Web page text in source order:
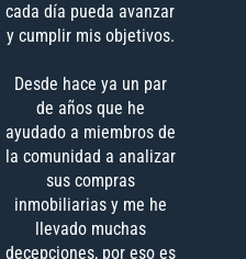
cada día pueda avanzar
y cumplir mis objetivos.
Desde hace ya un par
de años que he
ayudado a miembros de
la comunidad a analizar
sus compras
inmobiliarias y me he
llevado muchas
decepciones, por eso es